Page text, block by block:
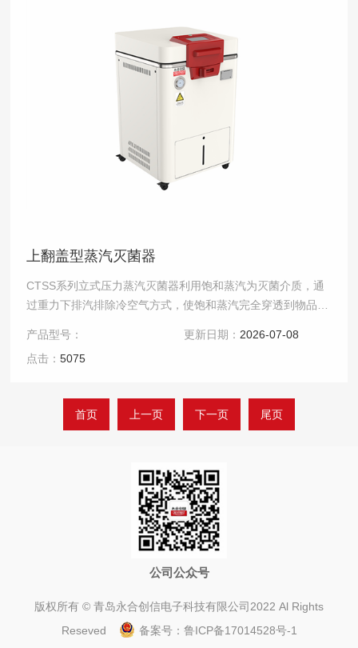
上翻盖型蒸汽灭菌器
CTSS系列立式压力蒸汽灭菌器利用饱和蒸汽为灭菌介质，通
过重力下排汽排除冷空气方式，使饱和蒸汽完全穿透到物品表
产品型号：
更新日期： 2026-07-08
点击：5075
首页 上一页 下一页 尾页
公司公众号
版权所有 © 青岛永合创信电子科技有限公司2022 Al Rights
Reseved
备案号： 鲁ICP备17014528号-1